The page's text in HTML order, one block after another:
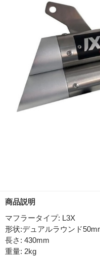
商品説明
マフラータイプ: L3X
形状:デュアルラウンド
長さ: 430mm
重量: 2kg